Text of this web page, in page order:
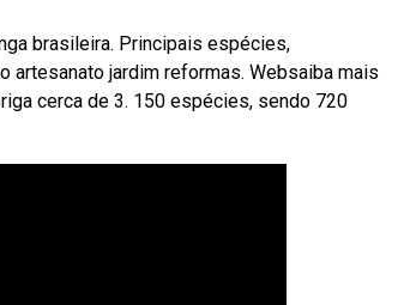
brasileira. Principais espécies,
artesanato jardim reformas. Websaiba mais
cerca de 3. 150 espécies, sendo 720